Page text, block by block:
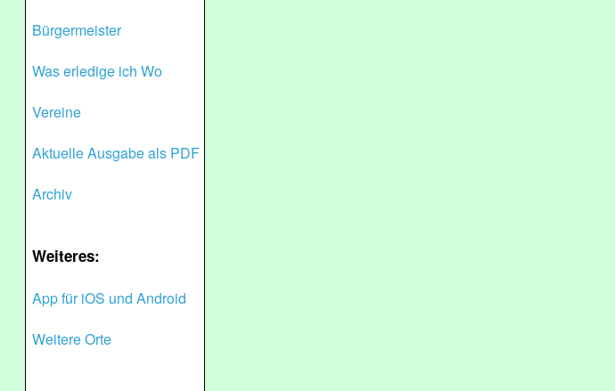
Bürgermeister
Was erledige ich Wo
Vereine
Aktuelle Ausgabe als PDF
Archiv
Weiteres:
App für iOS und Android
Weitere Orte